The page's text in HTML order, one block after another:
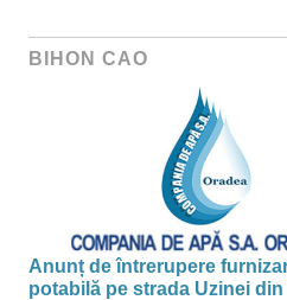
BIHON CAO
Anunț de întrerupere
potabilă pe strada Uzinei din